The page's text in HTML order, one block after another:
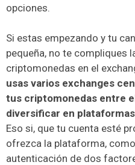
opciones.
Si estas empezando y tu
pequeña, no te compliques
criptomonedas en el
usas varios exchanges
tus criptomonedas entre
diversificar en
Eso si, que tu cuenta esté
ofrezca la plataforma,
autenticación de dos